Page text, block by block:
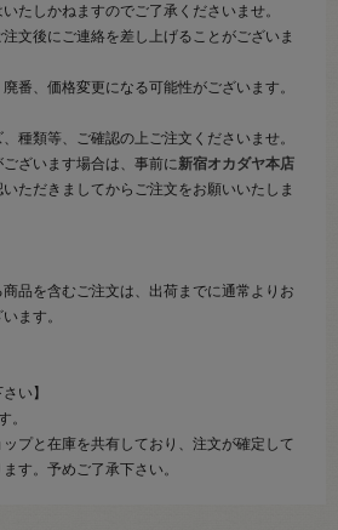
たしかねますのでご了承くださいませ。
文後にご連絡を差し上げることがございま
番、価格変更になる可能性がございます。
種類等、ご確認の上ご注文くださいませ。
ざいます場合は、事前に新宿オカダヤ本店
ただきましてからご注文をお願いいたしま
商品を含むご注文は、出荷までに通常よりお
ます。
い】
。
ップと在庫を共有しており、注文が確定して
す。予めご了承下さい。